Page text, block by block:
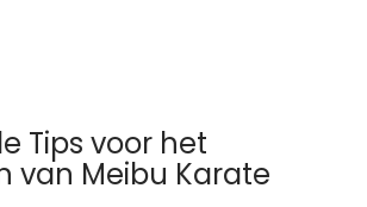
Tips voor het
van Meibu Karate